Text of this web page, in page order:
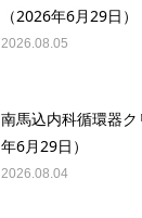
（2026年6月29日）
2026.08.05
南馬込内科循環器
年6月29日）
2026.08.04